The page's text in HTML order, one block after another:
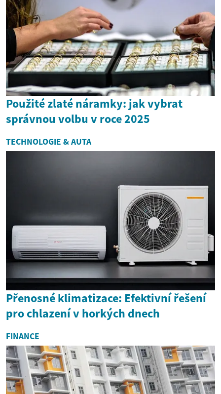
Použité zlaté náramky: jak vybrat
správnou volbu v roce 2025
TECHNOLOGIE & AUTA
Přenosné klimatizace: Efektivní řešení
pro chlazení v horkých dnech
FINANCE